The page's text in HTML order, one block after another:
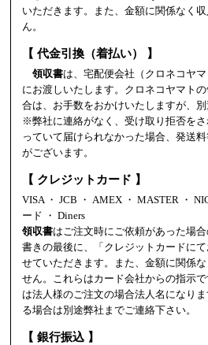
いただきます。また、金額に関係なく
ん。
【 代金引換（着払い） 】
領収書は、宅配便会社（クロネコヤ
にお渡しいたします。クロネコヤマト
合は、お手数をおかけいたしますが、別
※弊社に連絡がなく、受け取り拒否を
っていて届けられなかった場合、発送
がございます。
【 クレジットカード 】
VISA ・ JCB ・ AMEX ・ MASTER ・
ード ・ Diners
領収書はご注文時にご依頼があった場
書きの最後に、「クレジットカードに
せていただきます。また、金額に関係
せん。これらはカード会社からの指示
は法人様のご注文の場合法人名になり
る場合は別途弊社までご連絡下さい。
【 銀行振込 】